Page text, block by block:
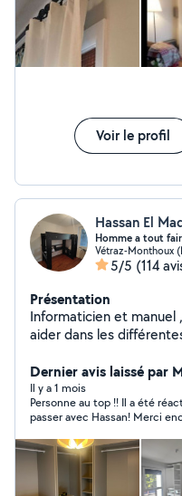
Voir le profil
Hassan El
Homme a tout
Vétraz-Monthoux
5/5 (114
Présentation
Informaticien et manuel
aider dans les
Dernier avis laissé par
Il y a 1 mois
Personne au top !! Il a été
passer avec